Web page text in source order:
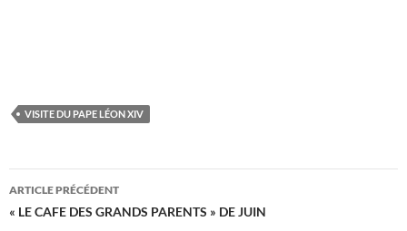
VISITE DU PAPE LÉON XIV
Navigation
des
ARTICLE PRÉCÉDENT
« LE CAFE DES GRANDS PARENTS » DE JUIN